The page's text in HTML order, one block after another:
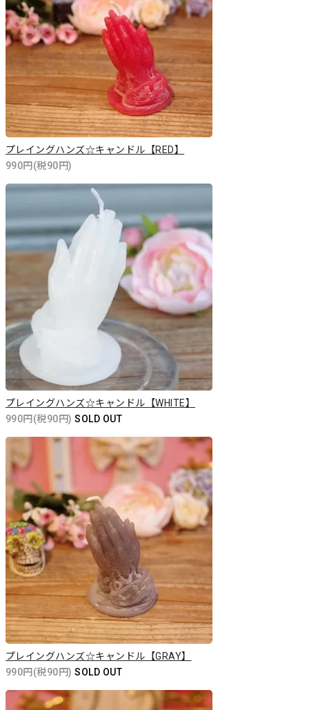
プレイングハンズ☆キャンドル【RED】
990円(税90円)
プレイングハンズ☆キャンドル【WHITE】
990円(税90円) SOLD OUT
プレイングハンズ☆キャンドル【GRAY】
990円(税90円) SOLD OUT